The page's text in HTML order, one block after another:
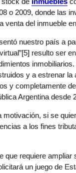
o 2009, donde las
venta del inmueble
nuestro país a
resulto ser
y a estrenar la
y completamente
Argentina desde
si se
a los fines
que requiere
un juego de